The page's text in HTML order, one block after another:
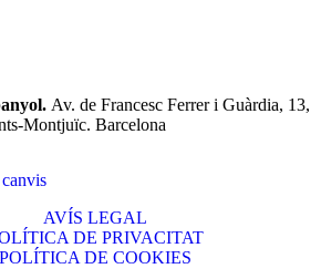
Av. de Francesc Ferrer i Guàrdia, 13,
Montjuïc. Barcelona
AVÍS LEGAL
DE PRIVACITAT
POLÍTICA DE COOKIES